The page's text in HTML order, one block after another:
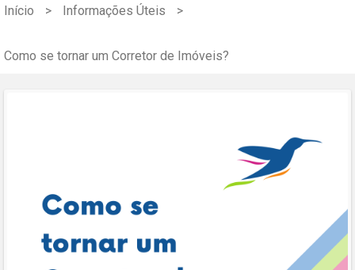
Início Informações Úteis
Como se tornar um Corretor de Imóveis?